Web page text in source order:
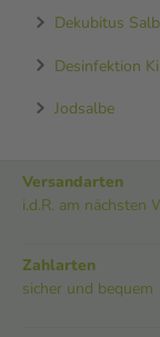
Dekubitus
Desinfektion
Jodsalbe
Versandarten
i.d.R. am nächsten
Zahlarten
sicher und bequem